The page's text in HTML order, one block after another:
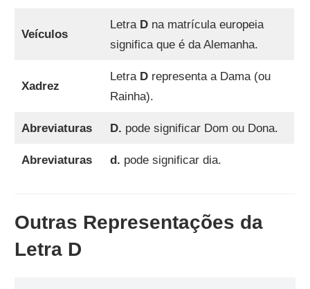
Veículos
Letra Dna matrícula europeia
significa que é da Alemanha.
Xadrez
Letra Drepresenta a Dama (ou
Rainha).
Abreviaturas D. pode significar Dom ou Dona.
Abreviaturas d. pode significar dia.
Outras Representações da
Letra D